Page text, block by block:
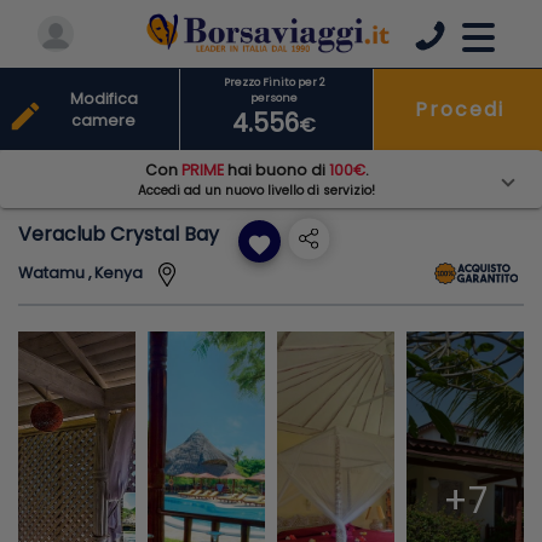
Veraclub Crystal Bay favorite
Watamu , Kenya
+7
Prezzo Finito per 2
persone
4.556€
Procedi
edit
Modifica
camere
Con PRIMEhai buono di100€.
Accedi ad un nuovo livello di servizio!